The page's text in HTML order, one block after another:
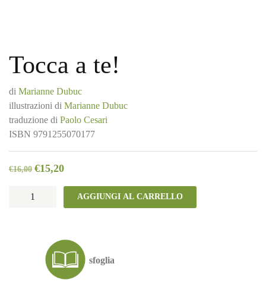
Tocca a te!
di Marianne Dubuc
illustrazioni di Marianne Dubuc
traduzione di Paolo Cesari
ISBN 9791255070177
€16,00 €15,20
AGGIUNGI AL CARRELLO
sfoglia